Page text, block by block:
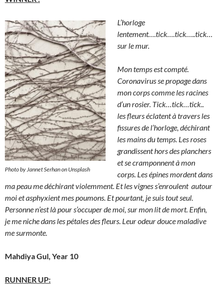
Photo by Jannet Serhan on Unsplash
L’horloge
lentement….tick….tick…..tick…
sur le mur.
Mon temps est compté.
Coronavirus se propage dans
mon corps comme les racines
d’un rosier. Tick…tick…tick..
les fleurs éclatent à travers les
fissures de l’horloge, déchirant
les mains du temps. Les roses
grandissent hors des planchers
et se cramponnent à mon
corps. Les épines mordent dans
ma peau me déchirant violemment. Et les vignes s’enroulent autour
moi et asphyxient mes poumons. Et pourtant, je suis tout seul.
Personne n’est là pour s’occuper de moi, sur mon lit de mort. Enfin,
je me niche dans les pétales des fleurs. Leur odeur douce maladive
me surmonte.
Mahdiya Gul, Year 10
RUNNER UP: